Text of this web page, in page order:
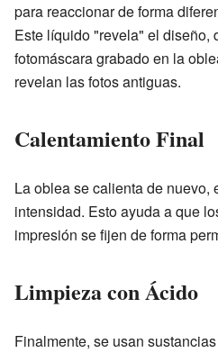
para reaccionar de forma
Este líquido "revela" el diseño,
fotomáscara grabado en la
revelan las fotos antiguas.
Calentamiento Final
La oblea se calienta de nuevo,
intensidad. Esto ayuda a que
impresión se fijen de forma
Limpieza con Ácido
Finalmente, se usan